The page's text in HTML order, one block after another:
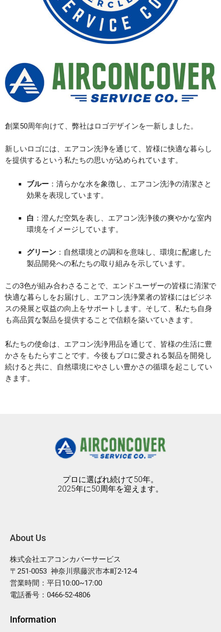
創業50周年向けて、弊社はロゴデザインを一新しました。
新しいロゴには、エアコン洗浄を通じて、皆様に快適な暮らし
を提供するという私たちの思いが込められています。
ブルー：清らかな水を象徴し、エアコン洗浄の清潔さと
効果を表現しています。
白 ：澄んだ空気を表し、エアコン洗浄後の爽やかな室内
環境をイメージしています。
グリーン：自然環境との調和を意味し、環境に配慮した
製品開発への私たちの取り組みを示しています。
この3色が組み合わさることで、エンドユーザーの皆様に清潔で
快適な暮らしをお届けし、エアコン洗浄業者の皆様にはビジネ
スの発展と収益の向上をサポートします。そして、私たち自身
も高品質な製品を提供することで信頼を築いていきます。
私たちの使命は、エアコン洗浄用品を通じて、皆様の生活に豊
かさをもたらすことです。今後もプロに愛される製品を開発し
続けると共に、自然環境にやさしい豊かさの循環を起こしてい
きます。
プロに選ばれ続けて50年。
2025年に50周年を迎えます。
About Us
株式会社エアコンカバーサービス
〒251-0053 神奈川県藤沢市本町2-12-4
営業時間：平日10:00~17:00
電話番号：0466-52-4806
Information